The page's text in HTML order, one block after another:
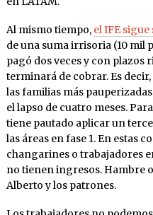
Al mismo tiempo, el IFE
de una suma irrisoria (10 mil
pagó dos veces y con plazos
terminará de cobrar. Es
las familias más
el lapso de cuatro meses.
tiene pautado aplicar un
las áreas en fase 1. En estas
changarines o trabajadores
no tienen ingresos. Hambre
Alberto y los patrones.